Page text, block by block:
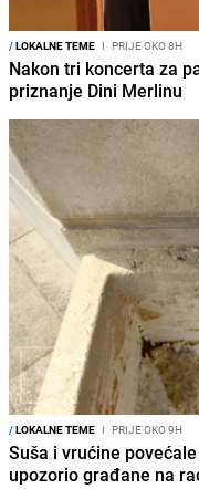
/LOKALNE TEME I PRIJE OKO 8H
Nakon tri koncerta za
priznanje Dini Merlinu
/LOKALNE TEME I PRIJE OKO 9H
Suša i vrućine
upozorio građane na